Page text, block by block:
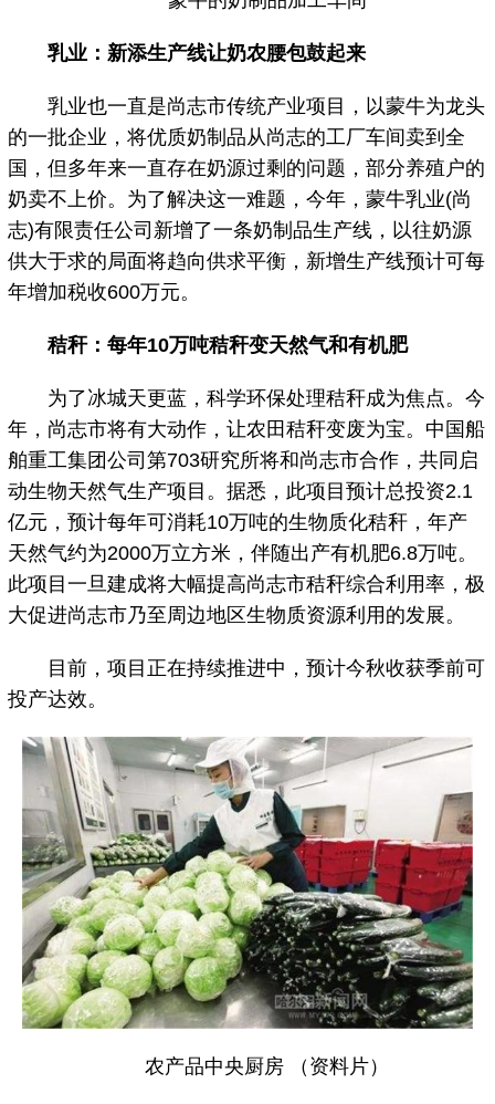
乳业：新添生产线让奶农腰包鼓起来
乳业也一直是尚志市传统产业项目，以蒙牛为龙头
的一批企业，将优质奶制品从尚志的工厂车间卖到全
国，但多年来一直存在奶源过剩的问题，部分养殖户的
奶卖不上价。为了解决这一难题，今年，蒙牛乳业(尚
志)有限责任公司新增了一条奶制品生产线，以往奶源
供大于求的局面将趋向供求平衡，新增生产线预计可每
年增加税收600万元。
秸秆：每年10万吨秸秆变天然气和有机肥
为了冰城天更蓝，科学环保处理秸秆成为焦点。今
年，尚志市将有大动作，让农田秸秆变废为宝。中国船
舶重工集团公司第703研究所将和尚志市合作，共同启
动生物天然气生产项目。据悉，此项目预计总投资2.1
亿元，预计每年可消耗10万吨的生物质化秸秆，年产
天然气约为2000万立方米，伴随出产有机肥6.8万吨。
此项目一旦建成将大幅提高尚志市秸秆综合利用率，极
大促进尚志市乃至周边地区生物质资源利用的发展。
目前，项目正在持续推进中，预计今秋收获季前可
投产达效。
农产品中央厨房 （资料片）